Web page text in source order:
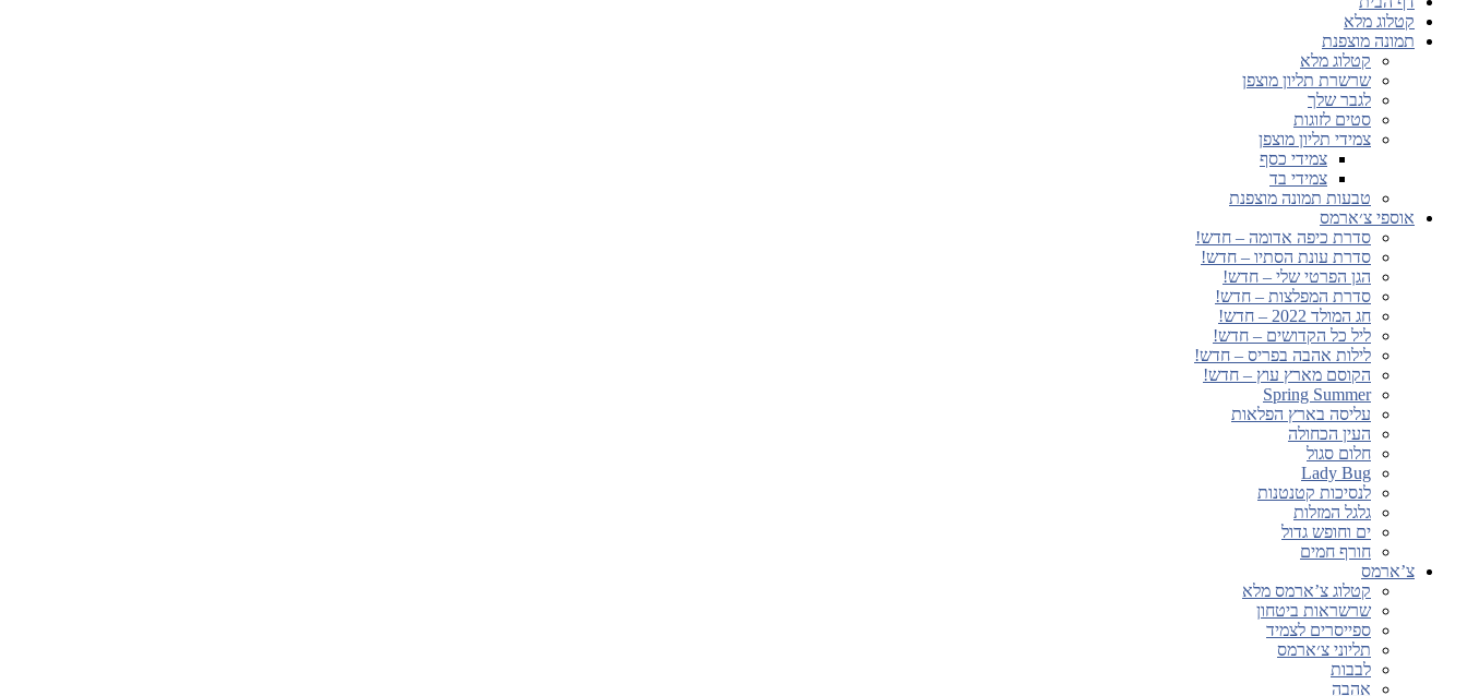
קטלוג מלא
תמונה מוצפנת
קטלוג מלא
שרשרת תליון מוצפן
לגבר שלך
סטים לזוגות
צמידי תליון מוצפן
צמידי כסף
צמידי בד
טבעות תמונה מוצפנת
אוספי צ׳ארמס
סדרת כיפה אדומה – חדש!
סדרת עונת הסתיו – חדש!
הגן הפרטי שלי – חדש!
סדרת המפלצות – חדש!
חג המולד 2022 – חדש!
ליל כל הקדושים – חדש!
לילות אהבה בפריס – חדש!
הקוסם מארץ עוץ – חדש!
Spring Summer
עליסה בארץ הפלאות
העין הכחולה
חלום סגול
Lady Bug
לנסיכות קטנטנות
גלגל המזלות
ים וחופש גדול
חורף חמים
צ’ארמס
קטלוג צ’ארמס מלא
שרשראות ביטחון
ספייסרים לצמיד
תליוני צ׳ארמס
לבבות
אהבה